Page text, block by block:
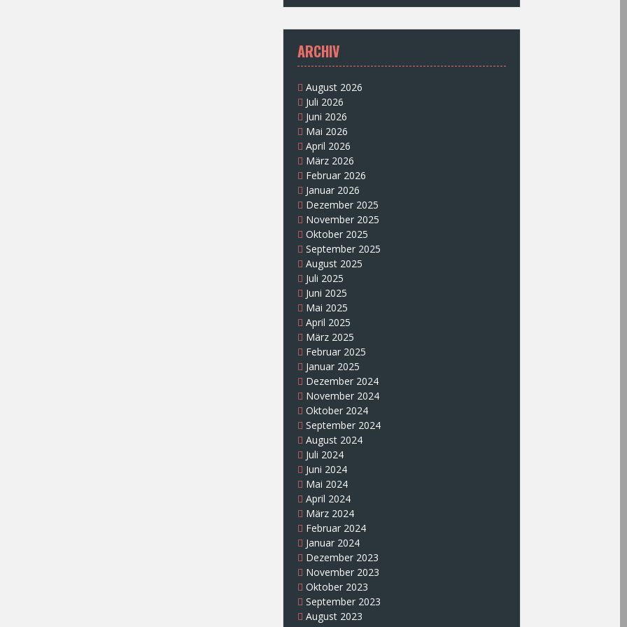
ARCHIV
August 2026
Juli 2026
Juni 2026
Mai 2026
April 2026
März 2026
Februar 2026
Januar 2026
Dezember 2025
November 2025
Oktober 2025
September 2025
August 2025
Juli 2025
Juni 2025
Mai 2025
April 2025
März 2025
Februar 2025
Januar 2025
Dezember 2024
November 2024
Oktober 2024
September 2024
August 2024
Juli 2024
Juni 2024
Mai 2024
April 2024
März 2024
Februar 2024
Januar 2024
Dezember 2023
November 2023
Oktober 2023
September 2023
August 2023